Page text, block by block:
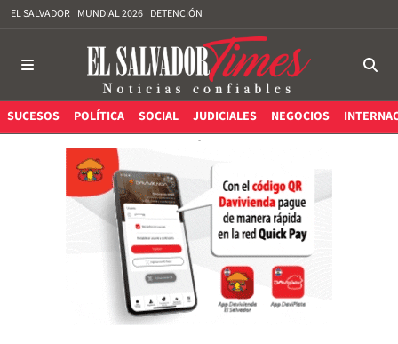
EL SALVADOR MUNDIAL 2026 DETENCIÓN
SUCESOS POLÍTICA SOCIAL JUDICIALES NEGOCIOS